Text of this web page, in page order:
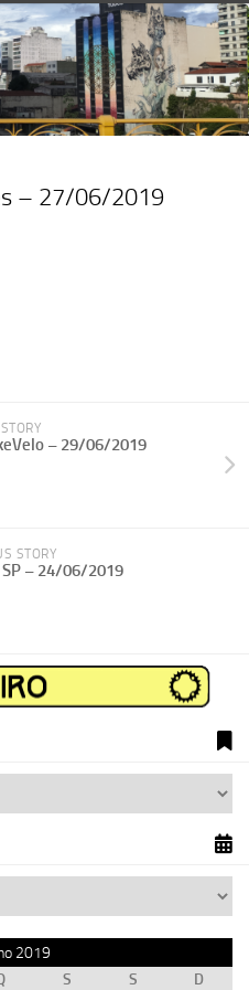
– 27/06/2019
– 29/06/2019
STORY
SP – 24/06/2019
2019
S S
D